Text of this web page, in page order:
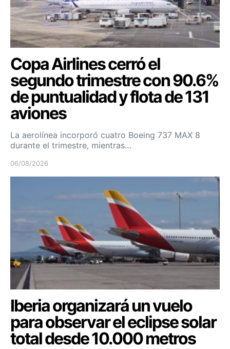
Copa Airlines cerró el
segundo trimestre con 90.6%
de puntualidad y flota de 131
aviones
La aerolínea incorporó cuatro Boeing 737 MAX 8
durante el trimestre, mientras…
06/08/2026
Iberia organizará un vuelo
para observar el eclipse solar
total desde 10.000 metros